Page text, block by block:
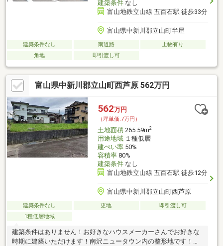
建築条件なし
富山地鉄立山線 五百石駅 徒歩33分
富山県中新川郡立山町半屋
建築条件なし 南道路
上物有り
角地
即引渡し可
富山県中新川郡立山町西芦原 562万円
562万円
（坪単価:7万円）
土地面積265.59m2
用途地域１種低層
建ぺい率50%
容積率80%
建築条件なし
富山地鉄立山線 五百石駅 徒歩12分
富山県中新川郡立山町西芦原
建築条件なし 更地
即引渡し可
1種低層地域
建築条件はありません！お好きなハウスメーカーさんでお好きな
時期に建築いただけます！南沢ニュータウン内の整形地です！約